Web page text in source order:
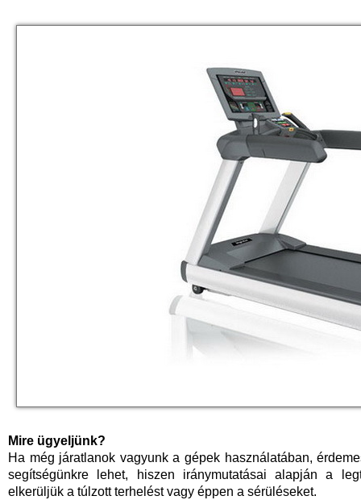
Mire ügyeljünk?
Ha még járatlanok vagyunk a gépek használatában,
segítségünkre lehet, hiszen iránymutatásai alapján a
elkerüljük a túlzott terhelést vagy éppen a sérüléseket.